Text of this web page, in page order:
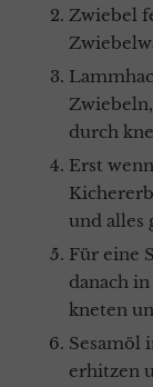
Zwiebel fein reiben, gut ausdrücken und das
Lammhack mit geriebenen Karotten,
durch
Erst wenn eine homogene Masse entsteht, das
und alles
Für eine Stunde im Kühlschrank ruhen lassen,
danach
kneten
Sesamöl in einer beschichteten Pfanne
erhitzen